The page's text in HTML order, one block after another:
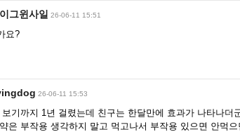
그윈사일 26-06-11 15:51
요?
26-06-11 15:53
보기까지 1년 걸렸는데 친구는 한달만에 효과가 나타나
은 부작용 생각하지 말고 먹고나서 부작용 있으면 안먹으